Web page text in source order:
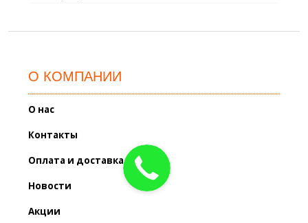
О КОМПАНИИ
О нас
Контакты
Оплата и доставка
Новости
Акции